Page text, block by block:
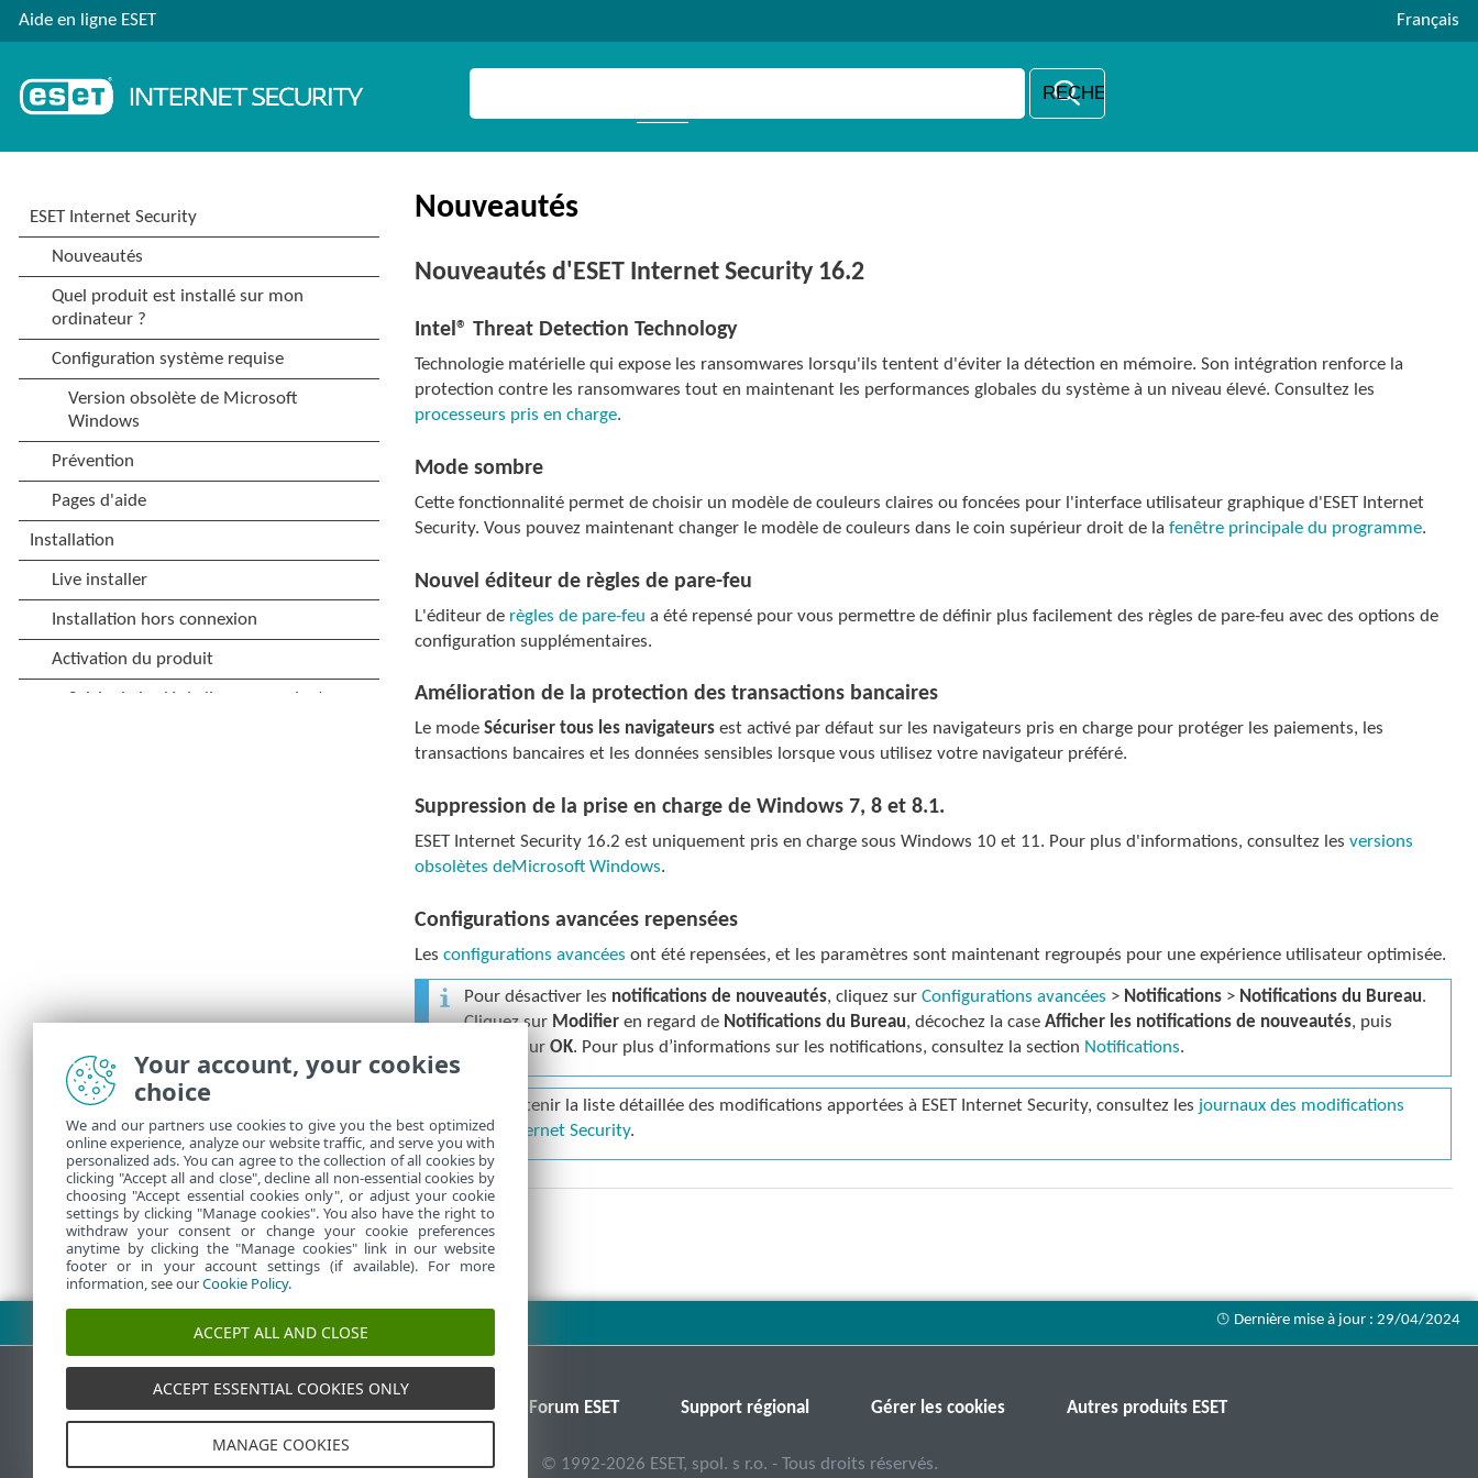
Aide en ligne ESET Français
Nouveautés
Nouveautés d'ESET Internet Security 16.2
Intel® Threat Detection Technology
Technologie matérielle qui expose les ransomwares lorsqu'ils tentent d'éviter la détection en mémoire. Son intégration renforce la
protection contre les ransomwares tout en maintenant les performances globales du système à un niveau élevé. Consultez les
processeurs pris en charge.
Mode sombre
Cette fonctionnalité permet de choisir un modèle de couleurs claires ou foncées pour l'interface utilisateur graphique d'ESET Internet
Security. Vous pouvez maintenant changer le modèle de couleurs dans le coin supérieur droit de lafenêtre principale du programme.
Nouvel éditeur de règles de pare-feu
L'éditeur de règles de pare-feu a été repensé pour vous permettre de définir plus facilement des règles de pare-feu avec des options de
configuration supplémentaires.
Amélioration de la protection des transactions bancaires
Le modeSécuriser tous les navigateurs est activé par défaut sur les navigateurs pris en charge pour protéger les paiements, les
transactions bancaires et les données sensibles lorsque vous utilisez votre navigateur préféré.
Suppression de la prise en charge de Windows 7, 8 et 8.1.
ESET Internet Security 16.2 est uniquement pris en charge sous Windows 10 et 11. Pour plus d'informations, consultez lesversions
obsolètes deMicrosoft Windows.
Configurations avancées repensées
Lesconfigurations avancées ont été repensées, et les paramètres sont maintenant regroupés pour une expérience utilisateur optimisée.
Pour désactiver les notifications de nouveautés, cliquez surConfigurations avancées > Notifications > Notifications du Bureau.
Cliquez sur Modifier en regard de Notifications du Bureau, décochez la caseAfficher les notifications de nouveautés, puis
cliquez surOK. Pour plus d’informations sur les notifications, consultez la section Notifications.
Pour obtenir la liste détaillée des modifications apportées à ESET Internet Security, consultez les journaux des modifications
ESET Internet Security.
Base de connaissances ESET Forum ESET Support régional Gérer les cookies Autres produits ESET
© 1992-2026 ESET, spol. s r.o. - Tous droits réservés.
Your account, your cookies
choice
We and our partners use cookies to give you the best optimized
online experience, analyze our website traffic, and serve you with
personalized ads. You can agree to the collection of all cookies by
clicking "Accept all and close", decline all non-essential cookies by
choosing "Accept essential cookies only", or adjust your cookie
settings by clicking "Manage cookies". You also have the right to
withdraw your consent or change your cookie preferences
anytime by clicking the "Manage cookies" link in our website
footer or in your account settings (if available). For more
information, see ourCookie Policy.
ACCEPT ALL AND CLOSE
ACCEPT ESSENTIAL COOKIES ONLY
MANAGE COOKIES